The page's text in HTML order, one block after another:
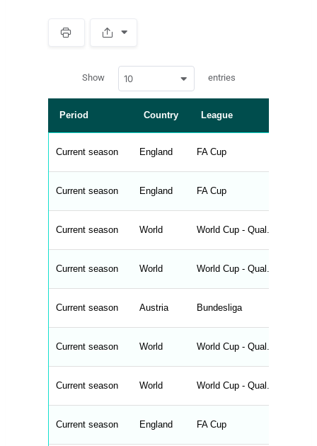
r
p
a
a
b
e
_
r
n
e
d
s
r
n
s
l
n
h
M
Show 10 entries
Period Country League
Current season England FA Cup
Current season England FA Cup
Current season World World Cup - Qual. - Europe
Current season World World Cup - Qual. - Europe
Current season Austria Bundesliga
Current season World World Cup - Qual. - Asia
Current season World World Cup - Qual. - Europe
Current season England FA Cup